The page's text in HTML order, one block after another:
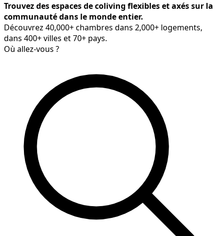
Trouvez des espaces de coliving flexibles et axés sur la
communauté dans le monde entier.
Découvrez 40,000+ chambres dans 2,000+ logements,
dans 400+ villes et 70+ pays.
Où allez-vous ?